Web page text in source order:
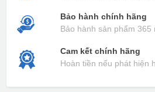
Bảo hành chính hãng
Bảo hành sản phẩm 365
Cam kết chính hãng
Hoàn tiền nếu phát hiện